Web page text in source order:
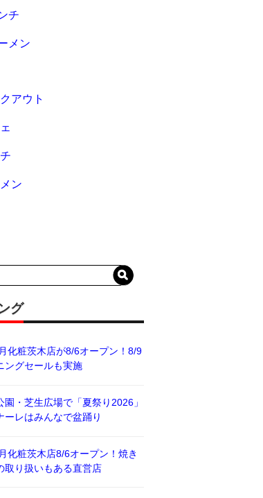
チ
メン
アウト
ン
グ
化粧茨木店が8/6オープン！8/9
ングセールも実施
園・芝生広場で「夏祭り2026」
ーレはみんなで盆踊り
化粧茨木店8/6オープン！焼き
取り扱いもある直営店